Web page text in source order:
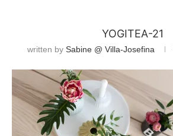
YOGITEA-21
written by Sabine @ Villa-Josefina